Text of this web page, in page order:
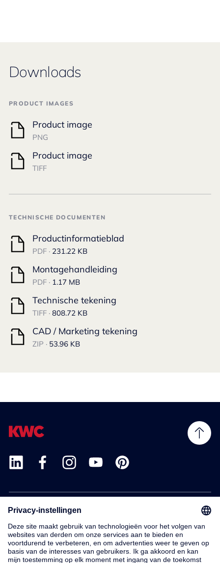
Downloads
PRODUCT IMAGES
Product image
PNG
Product image
TIFF
TECHNISCHE DOCUMENTEN
Productinformatieblad
PDF · 231.22 KB
Montagehandleiding
PDF · 1.17 MB
Technische tekening
TIFF · 808.72 KB
CAD / Marketing tekening
ZIP · 53.96 KB
Service